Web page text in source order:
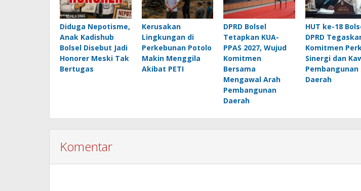
Diduga Nepotisme,
Anak Kadishub
Bolsel Disebut Jadi
Honorer Meski Tak
Bertugas
Kerusakan
Lingkungan di
Perkebunan Potolo
Makin Menggila
Akibat PETI
DPRD Bolsel
Tetapkan KUA-
PPAS 2027, Wujud
Komitmen
Bersama
Mengawal Arah
Pembangunan
Daerah
HUT ke-18
DPRD
Komitmen
Sinergi dan
Pembangunan
Daerah
Komentar